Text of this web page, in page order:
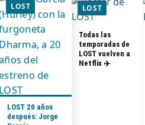
LOST
LOST 20 años
después: Jorge
LOST
Todas las
temporadas de
LOST vuelven a
Netflix ✈️